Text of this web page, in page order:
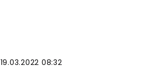
19.03.2022 08:32